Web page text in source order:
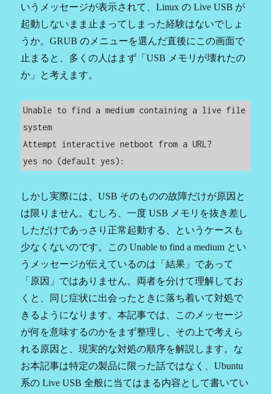
いうメッセージが表示されて、Linux の Live USB が
起動しないまま止まってしまった経験はないでしょ
うか。GRUB のメニューを選んだ直後にこの画面で
止まると、多くの人はまず「USB メモリが壊れたの
か」と考えます。
Unable to find a medium containing a live file
system
Attempt interactive netboot from a URL?
yes no (default yes):
しかし実際には、USB そのものの故障だけが原因と
は限りません。むしろ、一度 USB メモリを抜き差し
しただけであっさり正常起動する、というケースも
少なくないのです。この Unable to find a medium とい
うメッセージが伝えているのは「結果」であって
「原因」ではありません。両者を分けて理解してお
くと、同じ症状に出会ったときに落ち着いて対処で
きるようになります。本記事では、このメッセージ
が何を意味するのかをまず整理し、その上で考えら
れる原因と、現実的な対処の順序を解説します。な
お本記事は特定の製品に限った話ではなく、Ubuntu
系の Live USB 全般に当てはまる内容として書いてい